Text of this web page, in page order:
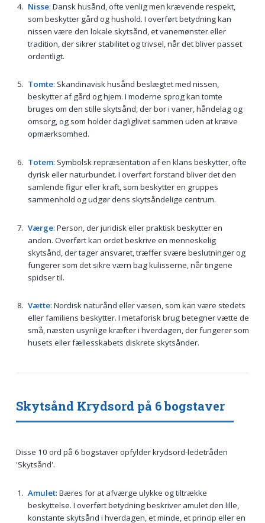
Nisse: Dansk husånd, ofte venlig men krævende respekt,
som beskytter gård og hushold. I overført betydning kan
nissen være den lokale skytsånd, et vanemønster eller
tradition, der sikrer stabilitet og trivsel, når det bliver passet
ordentligt.
Tomte: Skandinavisk husånd beslægtet med nissen,
beskytter af gård og hjem. I moderne sprog kan tomte
bruges om den stille skytsånd, der bor i vaner, håndelag og
omsorg, og som holder dagliglivet sammen uden at kræve
opmærksomhed.
Totem: Symbolsk repræsentation af en klans beskytter, ofte
dyrisk eller naturbundet. I overført forstand bliver det den
samlende figur eller kraft, som beskytter en gruppes
sammenhold og udgør dens skytsåndelige centrum.
Værge: Person, der juridisk eller praktisk beskytter en
anden. Overført kan ordet beskrive en menneskelig
skytsånd, der tager ansvaret, træffer svære beslutninger og
fungerer som det sikre værn bag kulisserne, når tingene
spidser til.
Vætte: Nordisk naturånd eller væsen, som kan være stedets
eller familiens beskytter. I metaforisk brug betegner vætte de
små, næsten usynlige kræfter i hverdagen, der fungerer som
husets eller fællesskabets diskrete skytsånder.
Skytsånd Krydsord på 6 bogstaver
Disse 10 ord på 6 bogstaver opfylder krydsord-ledetråden
'Skytsånd'.
Amulet: Bæres for at afværge ulykke og tiltrække
beskyttelse. I overført betydning beskriver amulet den lille,
konstante skytsånd i hverdagen, et minde, et princip eller en